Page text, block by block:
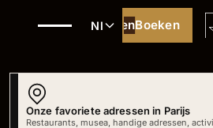
Nl Boeken
Boeken
Onze favoriete adressen in Parijs
Blader door het hart van onze aanbevelingen